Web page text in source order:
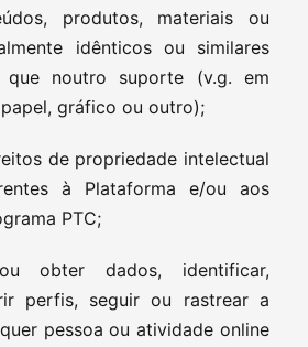
produtos, materiais ou
idênticos ou similares
que noutro suporte (v.g. em
gráfico ou outro);
de propriedade intelectual
à Plataforma e/ou aos
PTC;
obter dados, identificar,
perfis, seguir ou rastrear a
pessoa ou atividade online